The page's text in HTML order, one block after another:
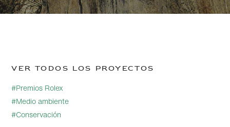
Ver todos los proyectos
#Premios Rolex
#Medio ambiente
#Conservación